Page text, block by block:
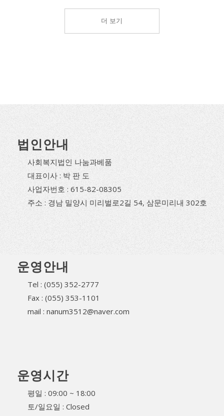
더 보기
법인안내
사회복지법인 나눔과베품
대표이사 : 박 판 도
사업자번호 : 615-82-08305
주소 : 경남 밀양시 미리벌로2길 54, 삼문미리내 302호
운영안내
Tel : (055) 352-2777
Fax : (055) 353-1101
mail : nanum3512@naver.com
운영시간
평일 : 09:00 ~ 18:00
토/일요일 : Closed